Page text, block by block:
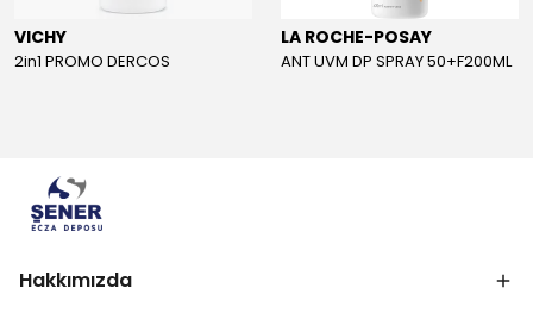
VICHY
2in1 PROMO DERCOS
LA ROCHE-POSAY
ANT UVM DP SPRAY 50+F200ML
Hakkımızda